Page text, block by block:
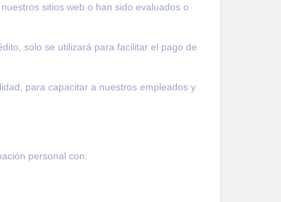
sitios web o han sido evaluados o
solo se utilizará para facilitar el pago de
para capacitar a nuestros empleados y
personal con: